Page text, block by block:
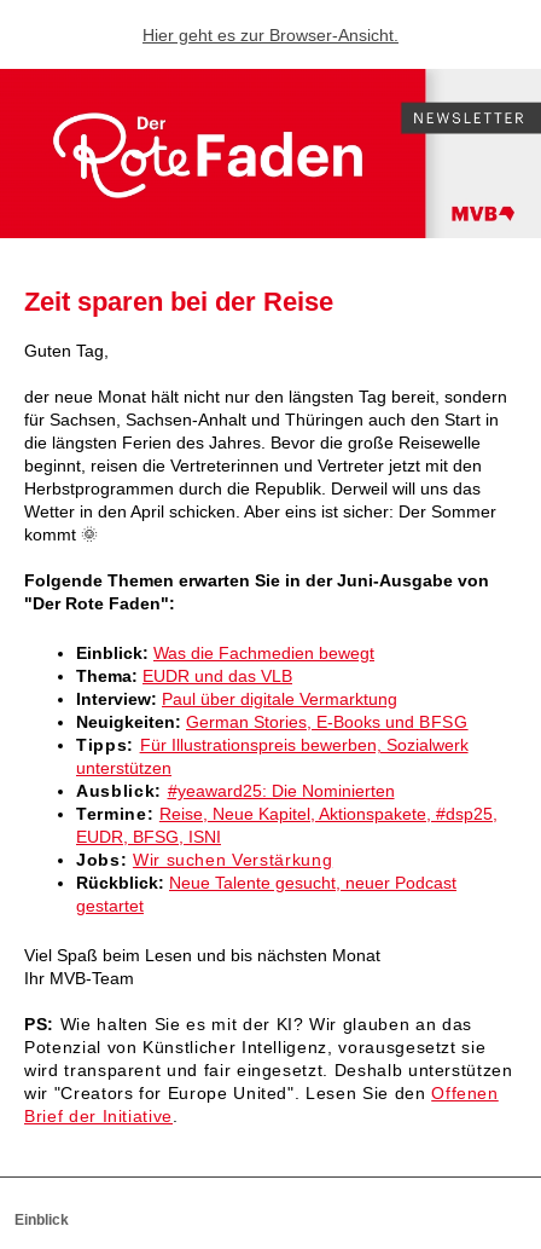
Hier geht es zur Browser-Ansicht.
Zeit sparen bei der Reise
Guten Tag,
der neue Monat hält nicht nur den längsten Tag bereit, sondern
für Sachsen, Sachsen-Anhalt und Thüringen auch den Start in
die längsten Ferien des Jahres. Bevor die große Reisewelle
beginnt, reisen die Vertreterinnen und Vertreter jetzt mit den
Herbstprogrammen durch die Republik. Derweil will uns das
Wetter in den April schicken. Aber eins ist sicher: Der Sommer
kommt 🌞
Folgende Themen erwarten Sie in der Juni-Ausgabe von
"Der Rote Faden":
Einblick: Was die Fachmedien bewegt
Thema: EUDR und das VLB
Interview: Paul über digitale Vermarktung
Neuigkeiten: German Stories, E-Books und BFSG
Tipps: Für Illustrationspreis bewerben, Sozialwerk
unterstützen
Ausblick: #yeaward25: Die Nominierten
Termine: Reise, Neue Kapitel, Aktionspakete, #dsp25,
EUDR, BFSG, ISNI
Jobs: Wir suchen Verstärkung
Rückblick: Neue Talente gesucht, neuer Podcast
gestartet
Viel Spaß beim Lesen und bis nächsten Monat
Ihr MVB-Team
PS: Wie halten Sie es mit der KI? Wir glauben an das
Potenzial von Künstlicher Intelligenz, vorausgesetzt sie
wird transparent und fair eingesetzt. Deshalb unterstützen
wir "Creators for Europe United". Lesen Sie denOffenen
Brief der Initiative.
Einblick